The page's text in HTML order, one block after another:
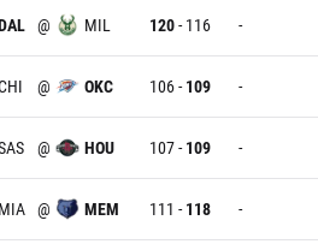
@ MIL 120- 116 -
@ OKC 106- 109 -
@ HOU 107- 109 -
MIA @ MEM 111 - 118 -